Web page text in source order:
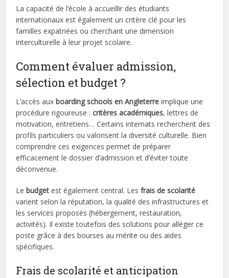
La capacité de l’école à accueillir des étudiants
internationaux est également un critère clé pour les
familles expatriées ou cherchant une dimension
interculturelle à leur projet scolaire.
Comment évaluer admission,
sélection et budget ?
L’accès auxboarding schools en Angleterre implique une
procédure rigoureuse :critères académiques, lettres de
motivation, entretiens… Certains internats recherchent des
profils particuliers ou valorisent la diversité culturelle. Bien
comprendre ces exigences permet de préparer
efficacement le dossier d’admission et d’éviter toute
déconvenue.
Lebudget est également central. Lesfrais de scolarité
varient selon la réputation, la qualité des infrastructures et
les services proposés (hébergement, restauration,
activités). Il existe toutefois des solutions pour alléger ce
poste grâce à des bourses au mérite ou des aides
spécifiques.
Frais de scolarité et anticipation